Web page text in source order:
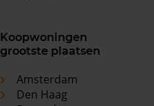
Koopwoningen
grootste plaatsen
Amsterdam
Den Haag